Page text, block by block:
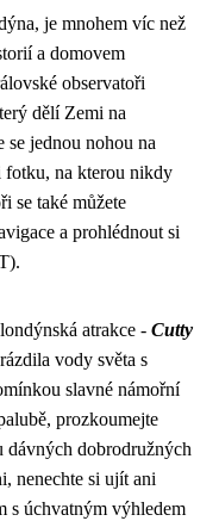
je mnohem víc než
a domovem
observatoři
dělí Zemi na
jednou nohou na
fotku, na kterou nikdy
se také můžete
a prohlédnout si
atrakce - Cutty
vody světa s
slavné námořní
prozkoumejte
dávných dobrodružných
nenechte si ujít ani
s úchvatným výhledem